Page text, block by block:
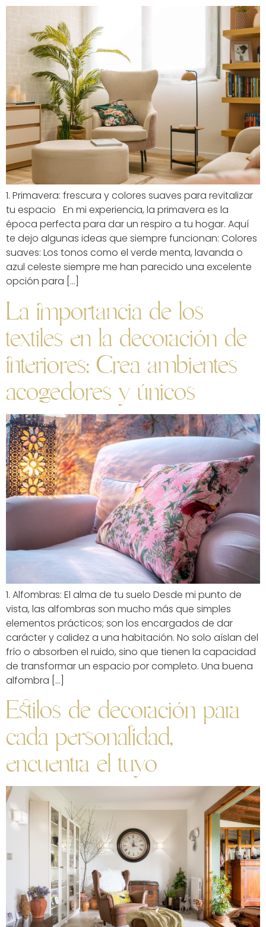
1. Primavera: frescura y colores suaves para revitalizar
tu espacio En mi experiencia, la primavera es la
época perfecta para dar un respiro a tu hogar. Aquí
te dejo algunas ideas que siempre funcionan: Colores
suaves: Los tonos como el verde menta, lavanda o
azul celeste siempre me han parecido una excelente
opción para […]
La importancia de los
textiles en la decoración de
interiores: Crea ambientes
acogedores y únicos
1. Alfombras: El alma de tu suelo Desde mi punto de
vista, las alfombras son mucho más que simples
elementos prácticos; son los encargados de dar
carácter y calidez a una habitación. No solo aíslan del
frío o absorben el ruido, sino que tienen la capacidad
de transformar un espacio por completo. Una buena
alfombra […]
Estilos de decoración para
cada personalidad,
encuentra el tuyo